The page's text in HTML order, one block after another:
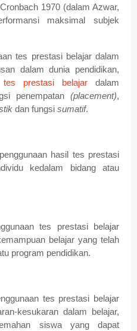
1970 (dalam Azwar,
maksimal subjek
tes prestasi belajar dalam
dalam dunia pendidikan,
tes prestasi belajar dalam
penempatan(placement),
dan fungsi sumatif.
hasil tes prestasi
kedalam bidang atau
tes prestasi belajar
belajar yang telah
program pendidikan.
tes prestasi belajar
kesukaran dalam belajar,
siswa yang dapat